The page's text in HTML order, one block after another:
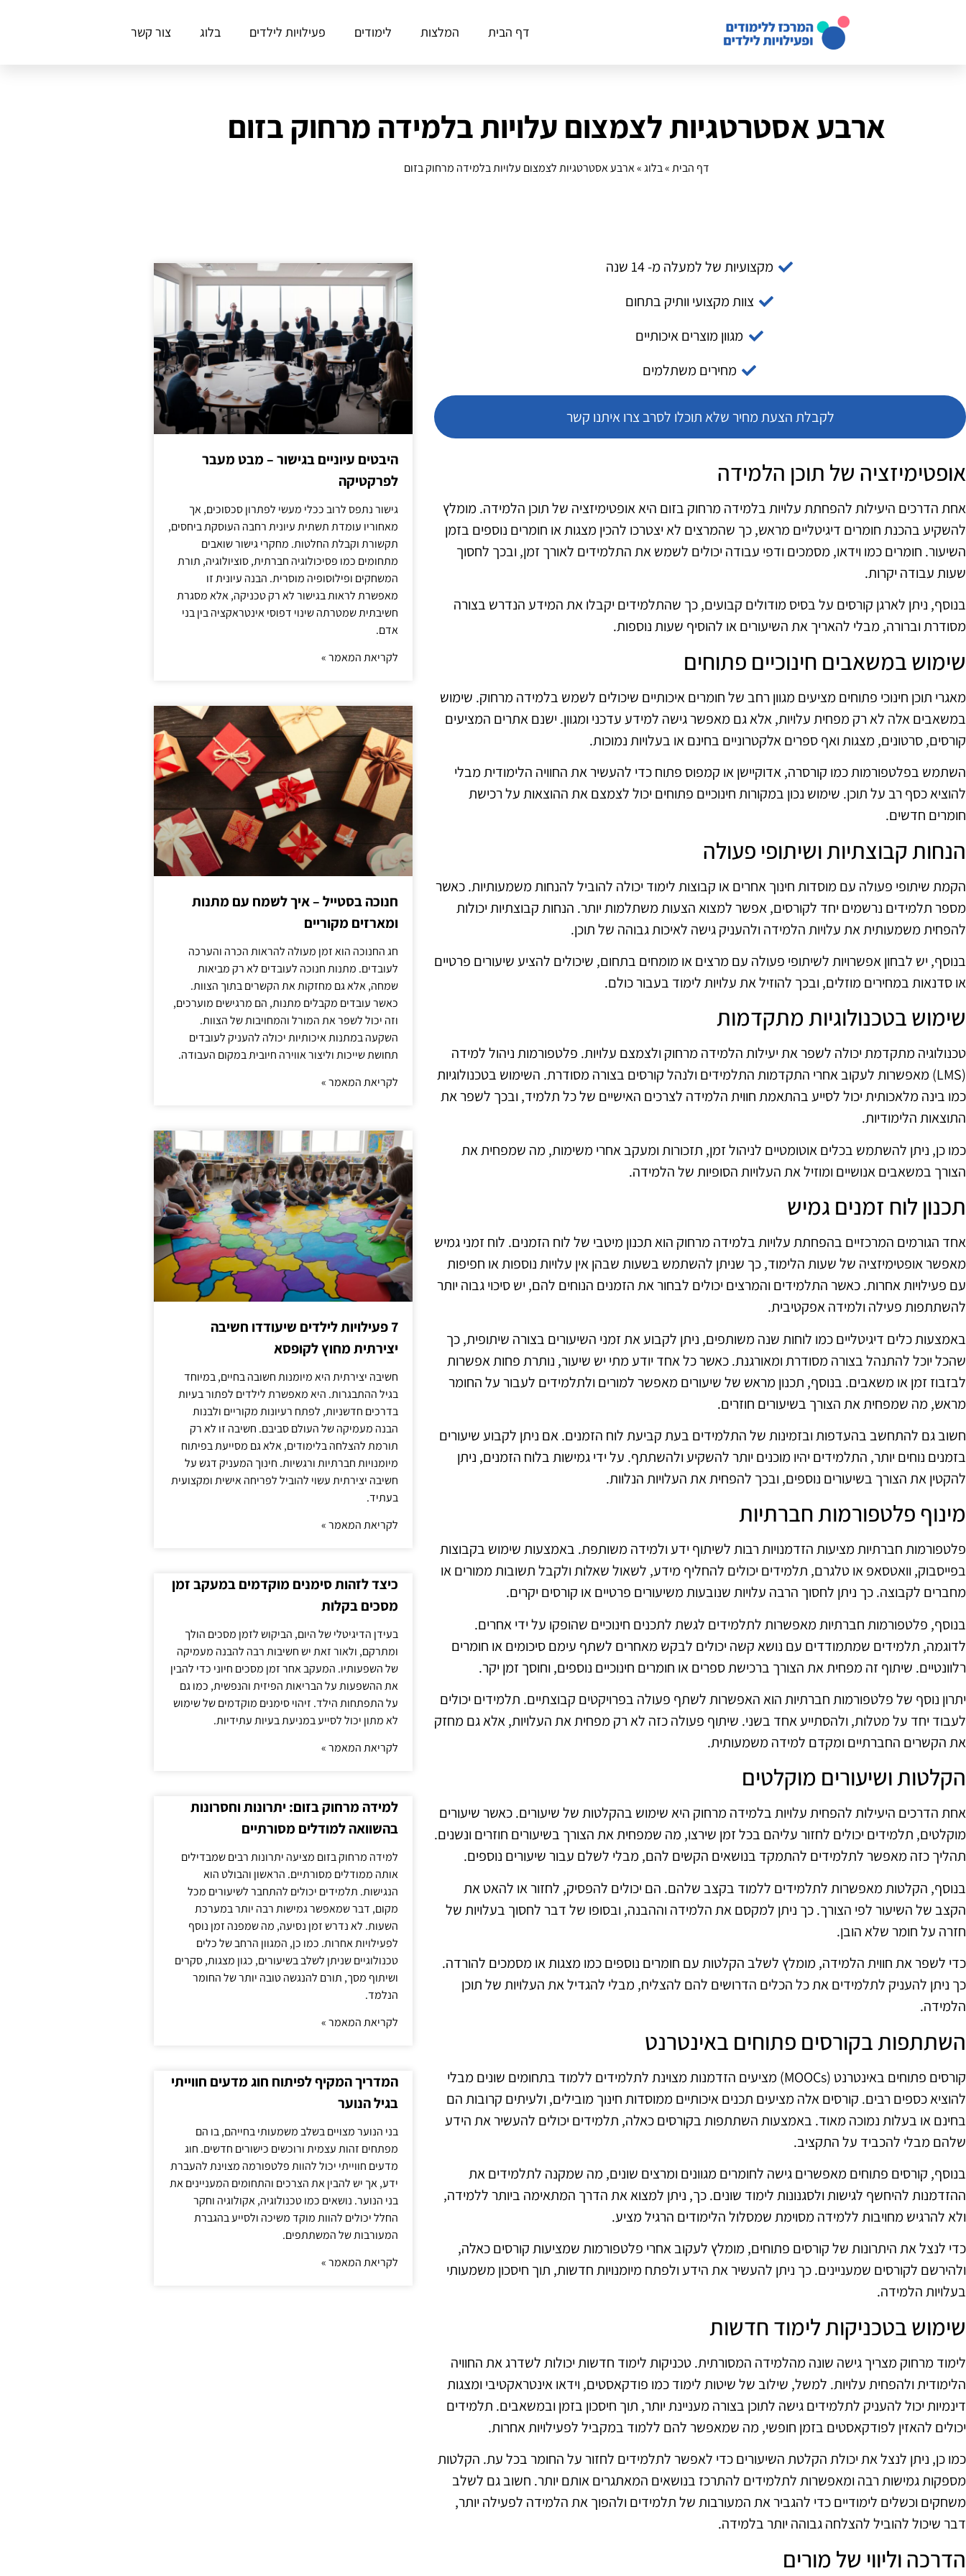
דף הבית המלצות לימודים פעילויות לילדים בלוג צור קשר
ארבע אסטרטגיות לצמצום עלויות בלמידה מרחוק בזום
דף הבית»בלוג»ארבע אסטרטגיות לצמצום עלויות בלמידה מרחוק בזום
מקצועיות של למעלה מ- 14 שנה
צוות מקצועי וותיק בתחום
מגוון מוצרים איכותיים
מחירים משתלמים
לקבלת הצעת מחיר שלא תוכלו לסרב צרו איתנו קשר
אופטימיזציה של תוכן הלמידה
אחת הדרכים היעילות להפחתת עלויות בלמידה מרחוק בזום היא אופטימיזציה של תוכן הלמידה. מומלץ
להשקיע בהכנת חומרים דיגיטליים מראש, כך שהמרצים לא יצטרכו להכין מצגות או חומרים נוספים בזמן
השיעור. חומרים כמו וידאו, מסמכים ודפי עבודה יכולים לשמש את התלמידים לאורך זמן, ובכך לחסוך
שעות עבודה יקרות.
בנוסף, ניתן לארגן קורסים על בסיס מודולים קבועים, כך שהתלמידים יקבלו את המידע הנדרש בצורה
מסודרת וברורה, מבלי להאריך את השיעורים או להוסיף שעות נוספות.
שימוש במשאבים חינוכיים פתוחים
מאגרי תוכן חינוכי פתוחים מציעים מגוון רחב של חומרים איכותיים שיכולים לשמש בלמידה מרחוק. שימוש
במשאבים אלה לא רק מפחית עלויות, אלא גם מאפשר גישה למידע עדכני ומגוון. ישנם אתרים המציעים
קורסים, סרטונים, מצגות ואף ספרים אלקטרוניים בחינם או בעלויות נמוכות.
השתמש בפלטפורמות כמו קורסרה, אדוקיישן או קמפוס פתוח כדי להעשיר את החוויה הלימודית מבלי
להוציא כסף רב על תוכן. שימוש נכון במקורות חינוכיים פתוחים יכול לצמצם את ההוצאות על רכישת
חומרים חדשים.
הנחות קבוצתיות ושיתופי פעולה
הקמת שיתופי פעולה עם מוסדות חינוך אחרים או קבוצות לימוד יכולה להוביל להנחות משמעותיות. כאשר
מספר תלמידים נרשמים יחד לקורסים, אפשר למצוא הצעות משתלמות יותר. הנחות קבוצתיות יכולות
להפחית משמעותית את עלויות הלמידה ולהעניק גישה לאיכות גבוהה של תוכן.
בנוסף, יש לבחון אפשרויות לשיתופי פעולה עם מרצים או מומחים בתחום, שיכולים להציע שיעורים פרטיים
או סדנאות במחירים מוזלים, ובכך להוזיל את עלויות לימוד בעבור כולם.
שימוש בטכנולוגיות מתקדמות
טכנולוגיה מתקדמת יכולה לשפר את יעילות הלמידה מרחוק ולצמצם עלויות. פלטפורמות ניהול למידה
(LMS) מאפשרות לעקוב אחרי התקדמות התלמידים ולנהל קורסים בצורה מסודרת. השימוש בטכנולוגיות
כמו בינה מלאכותית יכול לסייע בהתאמת חווית הלמידה לצרכים האישיים של כל תלמיד, ובכך לשפר את
התוצאות הלימודיות.
כמו כן, ניתן להשתמש בכלים אוטומטיים לניהול זמן, תזכורות ומעקב אחרי משימות, מה שמפחית את
הצורך במשאבים אנושיים ומוזיל את העלויות הסופיות של הלמידה.
תכנון לוח זמנים גמיש
אחד הגורמים המרכזיים בהפחתת עלויות בלמידה מרחוק הוא תכנון מיטבי של לוח הזמנים. לוח זמני גמיש
מאפשר אופטימיזציה של שעות הלימוד, כך שניתן להשתמש בשעות שבהן אין עלויות נוספות או חפיפות
עם פעילויות אחרות. כאשר התלמידים והמרצים יכולים לבחור את הזמנים הנוחים להם, יש סיכוי גבוה יותר
להשתתפות פעילה ולמידה אפקטיבית.
באמצעות כלים דיגיטליים כמו לוחות שנה משותפים, ניתן לקבוע את זמני השיעורים בצורה שיתופית, כך
שהכל יוכל להתנהל בצורה מסודרת ומאורגנת. כאשר כל אחד יודע מתי יש שיעור, נותרת פחות אפשרות
לבזבוז זמן או משאבים. בנוסף, תכנון מראש של שיעורים מאפשר למורים ולתלמידים לעבור על החומר
מראש, מה שמפחית את הצורך בשיעורים חוזרים.
חשוב גם להתחשב בהעדפות ובזמינות של התלמידים בעת קביעת לוח הזמנים. אם ניתן לקבוע שיעורים
בזמנים נוחים יותר, התלמידים יהיו מוכנים יותר להשקיע ולהשתתף. על ידי גמישות בלוח הזמנים, ניתן
להקטין את הצורך בשיעורים נוספים, ובכך להפחית את העלויות הנלוות.
מינוף פלטפורמות חברתיות
פלטפורמות חברתיות מציעות הזדמנויות רבות לשיתוף ידע ולמידה משותפת. באמצעות שימוש בקבוצות
בפייסבוק, וואטסאפ או טלגרם, תלמידים יכולים להחליף מידע, לשאול שאלות ולקבל תשובות ממורים או
מחברים לקבוצה. כך ניתן לחסוך הרבה עלויות שנובעות משיעורים פרטיים או קורסים יקרים.
בנוסף, פלטפורמות חברתיות מאפשרות לתלמידים לגשת לתכנים חינוכיים שהופקו על ידי אחרים.
לדוגמה, תלמידים שמתמודדים עם נושא קשה יכולים לבקש מאחרים לשתף עימם סיכומים או חומרים
רלוונטיים. שיתוף זה מפחית את הצורך ברכישת ספרים או חומרים חינוכיים נוספים, וחוסך זמן יקר.
יתרון נוסף של פלטפורמות חברתיות הוא האפשרות לשתף פעולה בפרויקטים קבוצתיים. תלמידים יכולים
לעבוד יחד על מטלות, ולהסתייע אחד בשני. שיתוף פעולה כזה לא רק מפחית את העלויות, אלא גם מחזק
את הקשרים החברתיים ומקדם למידה משמעותית.
הקלטות ושיעורים מוקלטים
אחת הדרכים היעילות להפחית עלויות בלמידה מרחוק היא שימוש בהקלטות של שיעורים. כאשר שיעורים
מוקלטים, תלמידים יכולים לחזור עליהם בכל זמן שירצו, מה שמפחית את הצורך בשיעורים חוזרים ונשנים.
תהליך כזה מאפשר לתלמידים להתמקד בנושאים הקשים להם, מבלי לשלם עבור שיעורים נוספים.
בנוסף, הקלטות מאפשרות לתלמידים ללמוד בקצב שלהם. הם יכולים להפסיק, לחזור או להאט את
הקצב של השיעור לפי הצורך. כך ניתן למקסם את הלמידה וההבנה, ובסופו של דבר לחסוך בעלויות של
חזרה על חומר שלא הובן.
כדי לשפר את חווית הלמידה, מומלץ לשלב הקלטות עם חומרים נוספים כמו מצגות או מסמכים להורדה.
כך ניתן להעניק לתלמידים את כל הכלים הדרושים להם להצליח, מבלי להגדיל את העלויות של תוכן
הלמידה.
השתתפות בקורסים פתוחים באינטרנט
קורסים פתוחים באינטרנט (MOOCs) מציעים הזדמנות מצוינת לתלמידים ללמוד בתחומים שונים מבלי
להוציא כספים רבים. קורסים אלה מציעים תכנים איכותיים ממוסדות חינוך מובילים, ולעיתים קרובות הם
בחינם או בעלות נמוכה מאוד. באמצעות השתתפות בקורסים כאלה, תלמידים יכולים להעשיר את הידע
שלהם מבלי להכביד על התקציב.
בנוסף, קורסים פתוחים מאפשרים גישה לחומרים מגוונים ומרצים שונים, מה שמקנה לתלמידים את
ההזדמנות להיחשף לגישות ולסגנונות לימוד שונים. כך, ניתן למצוא את הדרך המתאימה ביותר ללמידה,
ולא להרגיש מחויבות ללמידה מסוימת שמסלול הלימודים הרגיל מציע.
כדי לנצל את היתרונות של קורסים פתוחים, מומלץ לעקוב אחרי פלטפורמות שמציעות קורסים כאלה,
ולהירשם לקורסים שמעניינים. כך ניתן להעשיר את הידע ולפתח מיומנויות חדשות, תוך חיסכון משמעותי
בעלויות הלמידה.
שימוש בטכניקות לימוד חדשות
לימוד מרחוק מצריך גישה שונה מהלמידה המסורתית. טכניקות לימוד חדשות יכולות לשדרג את החוויה
הלימודית ולהפחית עלויות. למשל, שילוב של שיטות לימוד כמו פודקאסטים, וידאו אינטראקטיבי ומצגות
דינמיות יכול להעניק לתלמידים גישה לתוכן בצורה מעניינת יותר, תוך חיסכון בזמן ובמשאבים. תלמידים
יכולים להאזין לפודקאסטים בזמן חופשי, מה שמאפשר להם ללמוד במקביל לפעילויות אחרות.
כמו כן, ניתן לנצל את יכולת הקלטת השיעורים כדי לאפשר לתלמידים לחזור על החומר בכל עת. הקלטות
מספקות גמישות רבה ומאפשרות לתלמידים להתרכז בנושאים המאתגרים אותם יותר. חשוב גם לשלב
משחקים וכשלים לימודיים כדי להגביר את המעורבות של תלמידים ולהפוך את הלמידה לפעילה יותר,
דבר שיכול להוביל להצלחה גבוהה יותר בלמידה.
הדרכה וליווי של מורים
היבטים עיוניים בגישור – מבט מעבר
לפרקטיקה
גישור נתפס לרוב ככלי מעשי לפתרון סכסוכים, אך
מאחוריו עומדת תשתית עיונית רחבה העוסקת ביחסים,
תקשורת וקבלת החלטות. מחקרי גישור שואבים
מתחומים כמו פסיכולוגיה חברתית, סוציולוגיה, תורת
המשחקים ופילוסופיה מוסרית. הבנה עיונית זו
מאפשרת לראות בגישור לא רק טכניקה, אלא מסגרת
חשיבתית שמטרתה שינוי דפוסי אינטראקציה בין בני
אדם.
לקריאת המאמר »
חנוכה בסטייל – איך לשמח עם מתנות
ומארזים מקוריים
חג החנוכה הוא זמן מעולה להראות הכרה והערכה
לעובדים. מתנות חנוכה לעובדים לא רק מביאות
שמחה, אלא גם מחזקות את הקשרים בתוך הצוות.
כאשר עובדים מקבלים מתנות, הם מרגישים מוערכים,
וזה יכול לשפר את המורל והמחויבות של הצוות.
השקעה במתנות איכותיות יכולה להעניק לעובדים
תחושת שייכות וליצור אווירה חיובית במקום העבודה.
לקריאת המאמר »
7 פעילויות לילדים שיעודדו חשיבה
יצירתית מחוץ לקופסא
חשיבה יצירתית היא מיומנות חשובה בחיים, במיוחד
בגיל ההתבגרות. היא מאפשרת לילדים לפתור בעיות
בדרכים חדשניות, לפתח רעיונות מקוריים ולבנות
הבנה מעמיקה של העולם סביבם. חשיבה זו לא רק
תורמת להצלחה בלימודים, אלא גם מסייעת בפיתוח
מיומנויות חברתיות ורגשיות. חינוך המעניק דגש על
חשיבה יצירתית עשוי להוביל לפריחה אישית ומקצועית
בעתיד.
לקריאת המאמר »
כיצד לזהות סימנים מוקדמים במעקב זמן
מסכים בקלות
בעידן הדיגיטלי של היום, הביקוש לזמן מסכים הולך
ומתרקם, ולאור זאת יש חשיבות רבה להבנה מעמיקה
של השפעותיו. המעקב אחר זמן מסכים חיוני כדי להבין
את ההשפעות על הבריאות הפיזית והנפשית, כמו גם
על התפתחות הילד. זיהוי סימנים מוקדמים של שימוש
לא מתון יכול לסייע במניעת בעיות עתידיות.
לקריאת המאמר »
למידה מרחוק בזום: יתרונות וחסרונות
בהשוואה למודלים מסורתיים
למידה מרחוק בזום מציעה יתרונות רבים שמבדילים
אותה ממודלים מסורתיים. הראשון והבולט הוא
הנגישות. תלמידים יכולים להתחבר לשיעורים מכל
מקום, דבר שמאפשר גמישות רבה יותר במערכת
השעות. לא נדרש זמן נסיעה, מה שמפנה זמן נוסף
לפעילויות אחרות. כמו כן, המגוון הרחב של כלים
טכנולוגיים שניתן לשלב בשיעורים, כגון מצגות, סקרים
ושיתוף מסך, תורם להנגשה טובה יותר של החומר
הנלמד.
לקריאת המאמר »
המדריך המקיף לפיתוח חוג מדעים חווייתי
בגיל הנוער
בני הנוער מצויים בשלב משמעותי בחייהם, בו הם
מפתחים זהות עצמית ורוכשים כישורים חדשים. חוג
מדעים חווייתי יכול להוות פלטפורמה מצוינת להעברת
ידע, אך יש להבין את הצרכים והתחומים המעניינים את
בני הנוער. נושאים כמו טכנולוגיה, אקולוגיה וחקר
החלל יכולים להוות מוקד משיכה ולסייע בהגברת
המעורבות של המשתתפים.
לקריאת המאמר »